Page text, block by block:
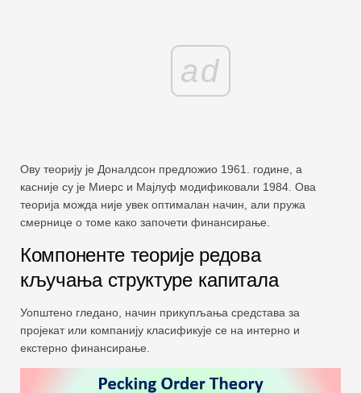
ad
Ову теорију је Доналдсон предложио 1961. године, а
касније су је Миерс и Мајлуф модификовали 1984. Ова
теорија можда није увек оптималан начин, али пружа
смернице о томе како започети финансирање.
Компоненте теорије редова
кључања структуре капитала
Уопштено гледано, начин прикупљања средстава за
пројекат или компанију класификује се на интерно и
екстерно финансирање.